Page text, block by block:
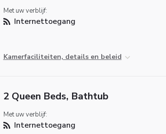
Met uw verblijf:
Internettoegang
Kamerfaciliteiten, details en beleid
2 Queen Beds, Bathtub
Met uw verblijf:
Internettoegang